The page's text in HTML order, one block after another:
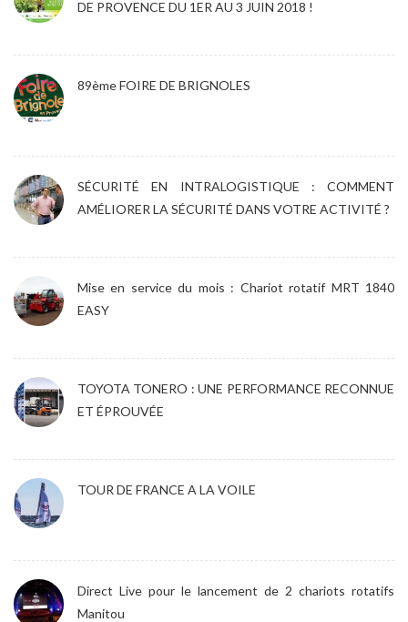
DE PROVENCE DU 1ER AU 3 JUIN 2018 !
89ème FOIRE DE BRIGNOLES
SÉCURITÉ EN INTRALOGISTIQUE : COMMENT
AMÉLIORER LA SÉCURITÉ DANS VOTRE ACTIVITÉ ?
Mise en service du mois : Chariot rotatif MRT 1840
EASY
TOYOTA TONERO : UNE PERFORMANCE RECONNUE
ET ÉPROUVÉE
TOUR DE FRANCE A LA VOILE
Direct Live pour le lancement de 2 chariots rotatifs
Manitou